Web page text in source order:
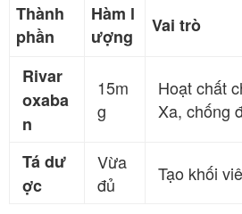
Thành
phần
Hàm l
ượng
Vai trò
Rivar
oxaba
n
15m
g
Hoạt chất
Xa, chống
Tá dư
ợc
Vừa
đủ
Tạo khối